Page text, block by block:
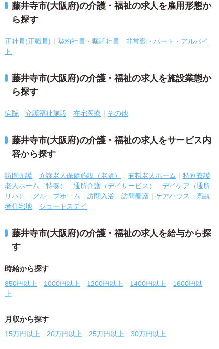
藤井寺市(大阪府)の介護・福祉の求人を雇用形態か
ら探す
正社員(正職員) 契約社員・嘱託社員
非常勤・パート・アルバイ
ト
藤井寺市(大阪府)の介護・福祉の求人を施設業態か
ら探す
病院 介護福祉施設 在宅医療 その他
藤井寺市(大阪府)の介護・福祉の求人をサービス内
容から探す
訪問介護 介護老人保健施設（老健） 有料老人ホーム
特別養護
老人ホーム（特養）
通所介護（デイサービス）
デイケア（通所
リハ）
グループホーム 訪問入浴 訪問看護
ケアハウス・高齢
者住宅地
ショートステイ
藤井寺市(大阪府)の介護・福祉の求人を給与から探
す
時給から探す
850円以上 1000円以上 1200円以上 1400円以上
1600円以
上
月収から探す
15万円以上 20万円以上 25万円以上 30万円以上